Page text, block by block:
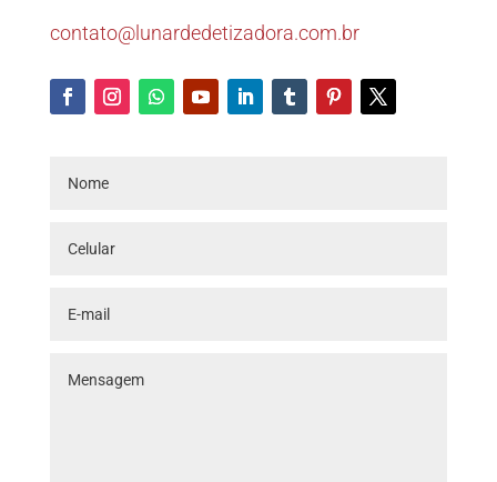
contato@lunardedetizadora.com.br